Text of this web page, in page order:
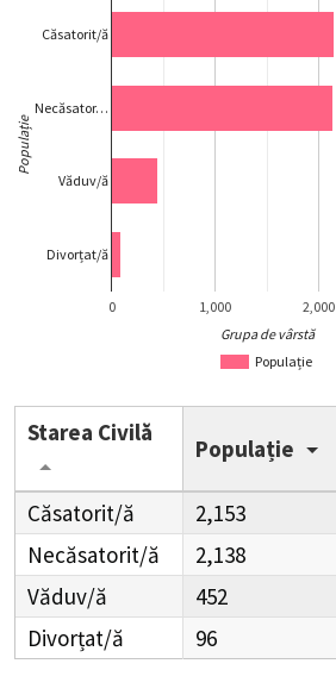
Populație
0 1,000 2,000
Căsatorit/ă
Necăsator…
Văduv/ă
Divorțat/ă
Grupa de vârstă
Populație
Starea Civilă
Populație
Căsatorit/ă 2,153
Necăsatorit/ă
2,138
Văduv/ă
452
Divorțat/ă
96